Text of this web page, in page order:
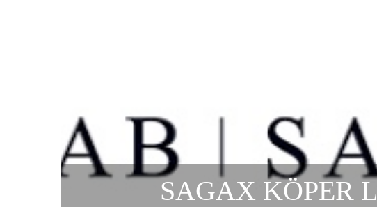
SAGAX KÖPER